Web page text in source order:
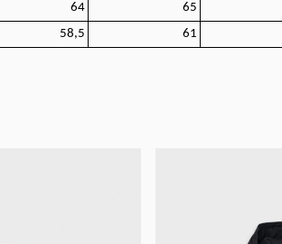
64 65
58,5 61